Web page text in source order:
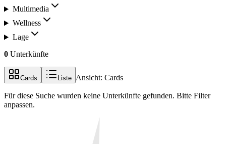
Multimedia
Wellness
Lage
0 Unterkünfte
Cards Liste Ansicht: Cards
Für diese Suche wurden keine Unterkünfte gefunden. Bitte Filter
anpassen.